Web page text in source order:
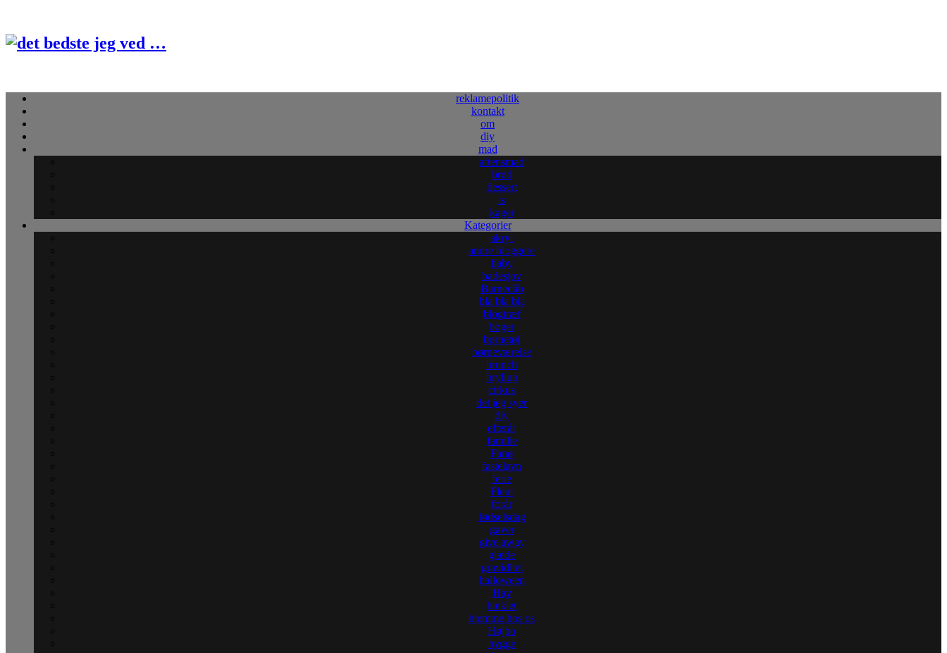
reklamepolitik
kontakt
om
diy
mad
aftensmad
brød
dessert
is
kager
Kategorier
akryl
andre bloggere
baby
badesjov
Barnedåb
bla bla bla
blogtræf
bøger
børnetøj
børneværelse
brunch
bryllup
cirkus
det jeg syer
diy
efterår
familie
Fanø
fastelavn
ferie
Fleur
forår
fødselsdag
gaver
give away
glæde
graviditet
halloween
Hay
hæklet
hjemme hos os
Højbo
hygge